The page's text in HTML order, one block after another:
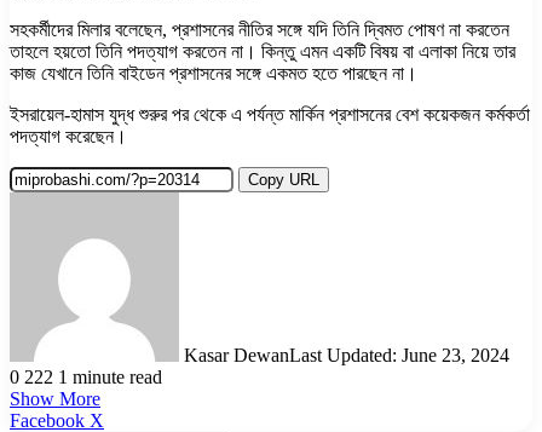
সহকর্মীদের মিলার বলেছেন, প্রশাসনের নীতির সঙ্গে যদি তিনি দ্বিমত পোষণ না করতেন
তাহলে হয়তো তিনি পদত্যাগ করতেন না। কিন্তু এমন একটি বিষয় বা এলাকা নিয়ে তার
কাজ যেখানে তিনি বাইডেন প্রশাসনের সঙ্গে একমত হতে পারছেন না।
ইসরায়েল-হামাস যুদ্ধ শুরুর পর থেকে এ পর্যন্ত মার্কিন প্রশাসনের বেশ কয়েকজন কর্মকর্তা
পদত্যাগ করেছেন।
Copy URL
Kasar DewanLast Updated: June 23, 2024
0 222 1 minute read
Show More
Facebook X